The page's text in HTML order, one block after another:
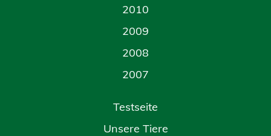
2010
2009
2008
2007
Testseite
Unsere Tiere